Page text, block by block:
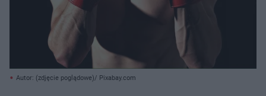
Autor: (zdjęcie poglądowe)/ Pixabay.com